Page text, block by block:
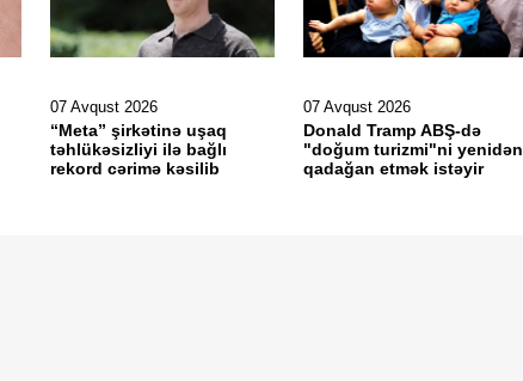
07 Avqust 2026
“Meta” şirkətinə uşaq
təhlükəsizliyi ilə bağlı
rekord cərimə kəsilib
07 Avqust 2026
Donald Tramp ABŞ-də
"doğum turizmi"ni yenidən
qadağan etmək istəyir